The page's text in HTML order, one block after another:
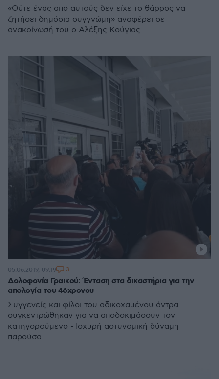
«Ούτε ένας από αυτούς δεν είχε το θάρρος να
ζητήσει δημόσια συγγνώμη» αναφέρει σε
ανακοίνωσή του ο Αλέξης Κούγιας
Δολοφονία Γραικού: Ένταση στα δικαστήρια για την
απολογία του 46χρονου
Συγγενείς και φίλοι του αδικοχαμένου άντρα
συγκεντρώθηκαν για να αποδοκιμάσουν τον
κατηγορούμενο - Ισχυρή αστυνομική δύναμη
παρούσα
05.06.2019, 09:19 3